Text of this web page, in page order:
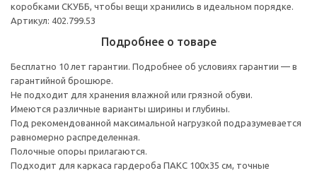
коробками СКУББ, чтобы вещи хранились в идеальном порядке.
Артикул: 402.799.53
Подробнее о товаре
Бесплатно 10 лет гарантии. Подробнее об условиях гарантии — в
гарантийной брошюре.
Не подходит для хранения влажной или грязной обуви.
Имеются различные варианты ширины и глубины.
Под рекомендованной максимальной нагрузкой подразумевается
равномерно распределенная.
Полочные опоры прилагаются.
Подходит для каркаса гардероба ПАКС 100x35 см, точные